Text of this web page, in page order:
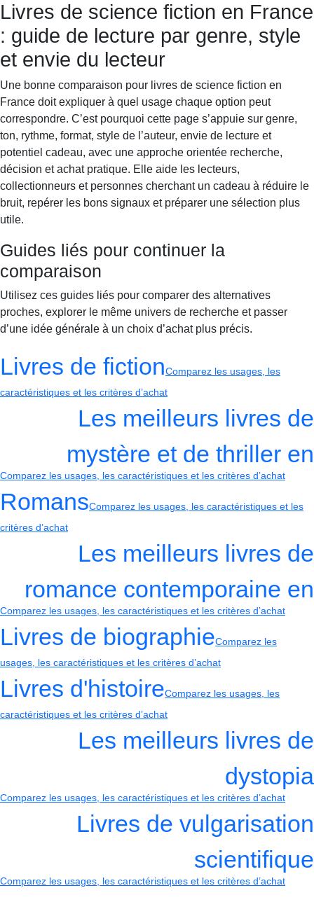
Books & Dreams
fiction
Romance Biographie
Livres de science fiction en France
: guide de lecture par genre, style
et envie du lecteur
Une bonne comparaison pour livres de science fiction en
France doit expliquer à quel usage chaque option peut
correspondre. C’est pourquoi cette page s’appuie sur genre,
ton, rythme, format, style de l’auteur, envie de lecture et
potentiel cadeau, avec une approche orientée recherche,
décision et achat pratique. Elle aide les lecteurs,
collectionneurs et personnes cherchant un cadeau à réduire le
bruit, repérer les bons signaux et préparer une sélection plus
utile.
Guides liés pour continuer la
comparaison
Utilisez ces guides liés pour comparer des alternatives
proches, explorer le même univers de recherche et passer
d’une idée générale à un choix d’achat plus précis.
Livres de fictionComparez les usages, les
caractéristiques et les critères d’achat
Les meilleurs livres de
mystère et de thriller en
Comparez les usages, les caractéristiques et les critères d’achat
RomansComparez les usages, les caractéristiques et les
critères d’achat
Les meilleurs livres de
romance contemporaine en
Comparez les usages, les caractéristiques et les critères d’achat
Livres de biographieComparez les
usages, les caractéristiques et les critères d’achat
Livres d'histoireComparez les usages, les
caractéristiques et les critères d’achat
Les meilleurs livres de
dystopia
Comparez les usages, les caractéristiques et les critères d’achat
Livres de vulgarisation
scientifique
Comparez les usages, les caractéristiques et les critères d’achat